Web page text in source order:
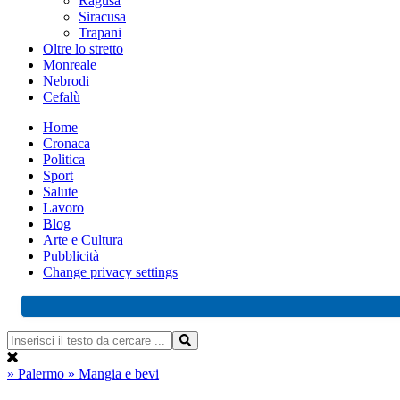
Siracusa
Trapani
Oltre lo stretto
Monreale
Nebrodi
Cefalù
Home
Cronaca
Politica
Sport
Salute
Lavoro
Blog
Arte e Cultura
Pubblicità
Change privacy settings
» Palermo » Mangia e bevi